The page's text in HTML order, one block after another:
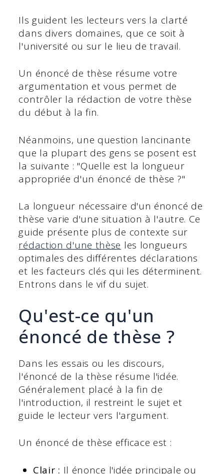
Ils guident les lecteurs vers la clarté
dans divers domaines, que ce soit à
l'université ou sur le lieu de travail.
Un énoncé de thèse résume votre
argumentation et vous permet de
contrôler la rédaction de votre thèse
du début à la fin.
Néanmoins, une question lancinante
que la plupart des gens se posent est
la suivante : "Quelle est la longueur
appropriée d'un énoncé de thèse ?"
La longueur nécessaire d'un énoncé de
thèse varie d'une situation à l'autre. Ce
guide présente plus de contexte sur
rédaction d'une thèse les longueurs
optimales des différentes déclarations
et les facteurs clés qui les déterminent.
Entrons dans le vif du sujet.
Qu'est-ce qu'un
énoncé de thèse ?
Dans les essais ou les discours,
l'énoncé de la thèse résume l'idée.
Généralement placé à la fin de
l'introduction, il restreint le sujet et
guide le lecteur vers l'argument.
Un énoncé de thèse efficace est :
Clair : Il énonce l'idée principale ou